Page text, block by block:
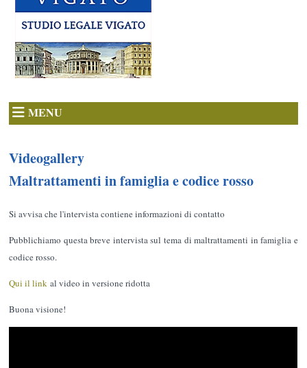
MENU
Videogallery
Maltrattamenti in famiglia e codice rosso
Si avvisa che l'intervista contiene informazioni di contatto
Pubblichiamo questa breve intervista sul tema di maltrattamenti in famiglia e
codice rosso.
Qui il link al video in versione ridotta
Buona visione!